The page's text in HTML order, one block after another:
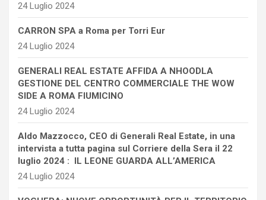
24 Luglio 2024
CARRON SPA a Roma per Torri Eur
24 Luglio 2024
GENERALI REAL ESTATE AFFIDA A NHOODLA
GESTIONE DEL CENTRO COMMERCIALE THE WOW
SIDE A ROMA FIUMICINO
24 Luglio 2024
Aldo Mazzocco, CEO di Generali Real Estate, in una
intervista a tutta pagina sul Corriere della Sera il 22
luglio 2024 : IL LEONE GUARDA ALL’AMERICA
24 Luglio 2024